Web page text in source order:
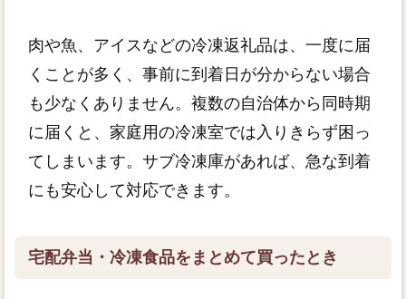
肉や魚、アイスなどの冷凍返礼品は、一度に届
くことが多く、事前に到着日が分からない場合
も少なくありません。複数の自治体から同時期
に届くと、家庭用の冷凍室では入りきらず困っ
てしまいます。サブ冷凍庫があれば、急な到着
にも安心して対応できます。
宅配弁当・冷凍食品をまとめて買ったとき